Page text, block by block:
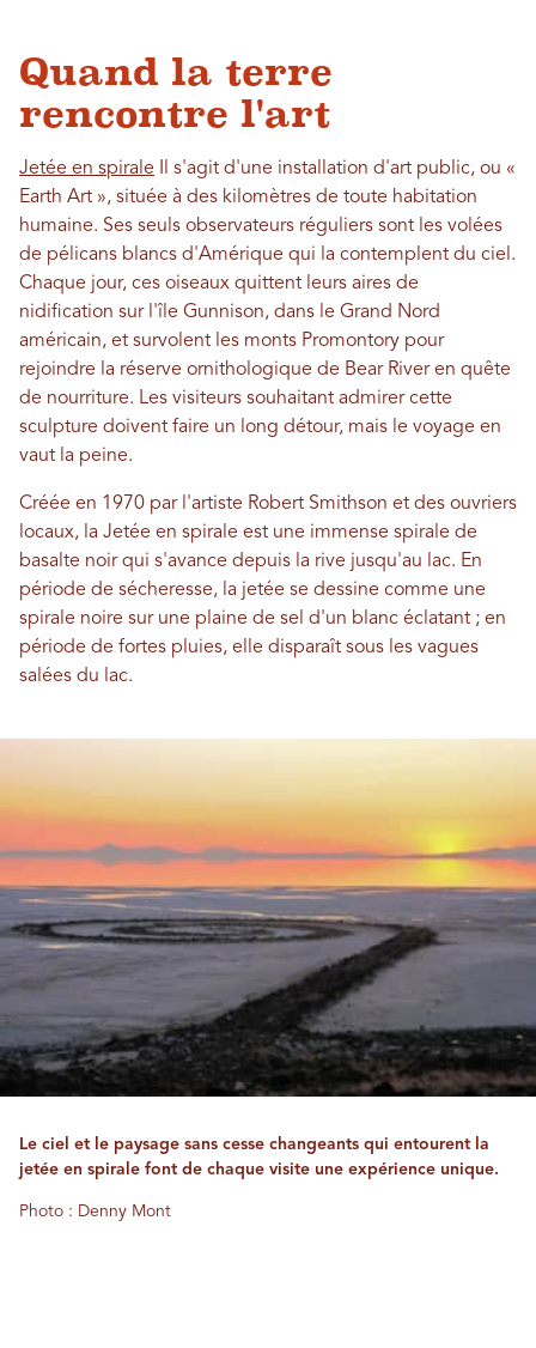
Quand la terre
rencontre l'art
Jetée en spirale Il s'agit d'une installation d'art public, ou «
Earth Art », située à des kilomètres de toute habitation
humaine. Ses seuls observateurs réguliers sont les volées
de pélicans blancs d'Amérique qui la contemplent du ciel.
Chaque jour, ces oiseaux quittent leurs aires de
nidification sur l'île Gunnison, dans le Grand Nord
américain, et survolent les monts Promontory pour
rejoindre la réserve ornithologique de Bear River en quête
de nourriture. Les visiteurs souhaitant admirer cette
sculpture doivent faire un long détour, mais le voyage en
vaut la peine.
Créée en 1970 par l'artiste Robert Smithson et des ouvriers
locaux, la Jetée en spirale est une immense spirale de
basalte noir qui s'avance depuis la rive jusqu'au lac. En
période de sécheresse, la jetée se dessine comme une
spirale noire sur une plaine de sel d'un blanc éclatant ; en
période de fortes pluies, elle disparaît sous les vagues
salées du lac.
Le ciel et le paysage sans cesse changeants qui entourent la
jetée en spirale font de chaque visite une expérience unique.
Photo : Denny Mont